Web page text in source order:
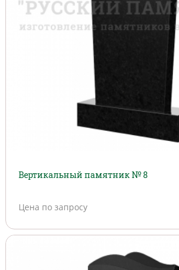
Вертикальный памятник № 8
Цена по запросу